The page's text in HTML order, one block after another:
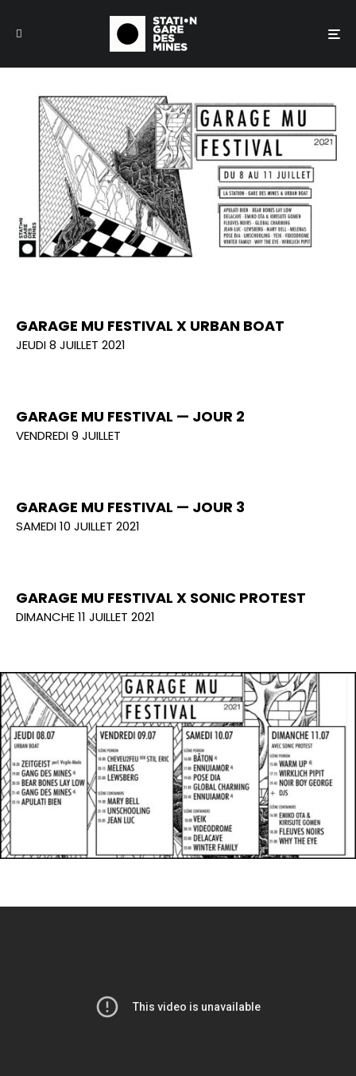
GARAGE MU FESTIVAL X URBAN BOAT
JEUDI 8 JUILLET 2021
GARAGE MU FESTIVAL — JOUR 2
VENDREDI 9 JUILLET
GARAGE MU FESTIVAL — JOUR 3
SAMEDI 10 JUILLET 2021
GARAGE MU FESTIVAL X SONIC PROTEST
DIMANCHE 11 JUILLET 2021